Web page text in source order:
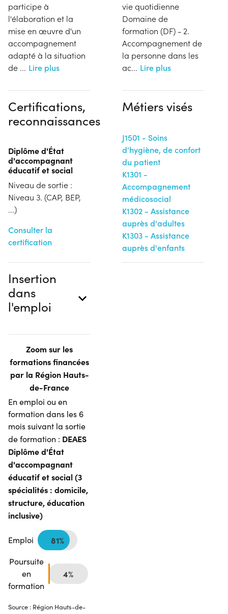
participe à
l'élaboration et la
mise en œuvre d'un
accompagnement
adapté à la situation
de ... Lire plus
vie quotidienne
Domaine de
formation (DF) - 2.
Accompagnement de
la personne dans les
ac... Lire plus
Certifications,
reconnaissances
Diplôme d'État
d'accompagnant
éducatif et social
Niveau de sortie :
Niveau 3. (CAP, BEP,
...)
Consulter la
certification
Métiers visés
J1501 - Soins
d'hygiène, de confort
du patient
K1301 -
Accompagnement
médicosocial
K1302 - Assistance
auprès d'adultes
K1303 - Assistance
auprès d'enfants
Insertion
dans
l'emploi
Zoom sur les
formations financées
par la Région Hauts-
de-France
En emploi ou en
formation dans les 6
mois suivant la sortie
de formation : DEAES
Diplôme d'État
d'accompagnant
éducatif et social (3
spécialités : domicile,
structure, éducation
inclusive)
Emploi 81%
Poursuite
en
formation
4%
Source : Région Hauts-de-